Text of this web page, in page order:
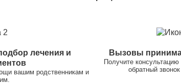
лечения и
вашим родственникам и
Вызовы
Получите
обратный